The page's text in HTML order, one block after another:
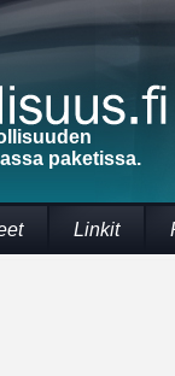
paketissa.
Linkit